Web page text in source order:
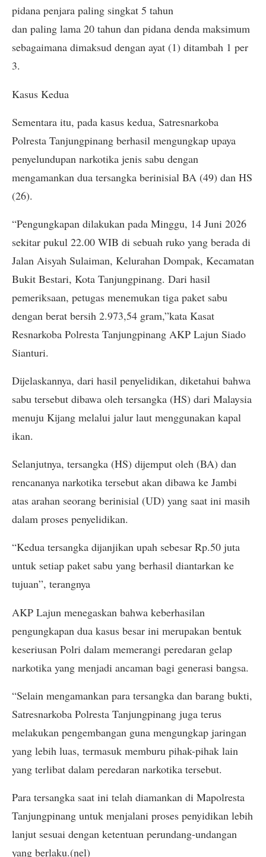
pidana penjara paling singkat 5 tahun
dan paling lama 20 tahun dan pidana denda maksimum
sebagaimana dimaksud dengan ayat (1) ditambah 1 per
3.
Kasus Kedua
Sementara itu, pada kasus kedua, Satresnarkoba
Polresta Tanjungpinang berhasil mengungkap upaya
penyelundupan narkotika jenis sabu dengan
mengamankan dua tersangka berinisial BA (49) dan HS
(26).
“Pengungkapan dilakukan pada Minggu, 14 Juni 2026
sekitar pukul 22.00 WIB di sebuah ruko yang berada di
Jalan Aisyah Sulaiman, Kelurahan Dompak, Kecamatan
Bukit Bestari, Kota Tanjungpinang. Dari hasil
pemeriksaan, petugas menemukan tiga paket sabu
dengan berat bersih 2.973,54 gram,”kata Kasat
Resnarkoba Polresta Tanjungpinang AKP Lajun Siado
Sianturi.
Dijelaskannya, dari hasil penyelidikan, diketahui bahwa
sabu tersebut dibawa oleh tersangka (HS) dari Malaysia
menuju Kijang melalui jalur laut menggunakan kapal
ikan.
Selanjutnya, tersangka (HS) dijemput oleh (BA) dan
rencananya narkotika tersebut akan dibawa ke Jambi
atas arahan seorang berinisial (UD) yang saat ini masih
dalam proses penyelidikan.
“Kedua tersangka dijanjikan upah sebesar Rp.50 juta
untuk setiap paket sabu yang berhasil diantarkan ke
tujuan”, terangnya
AKP Lajun menegaskan bahwa keberhasilan
pengungkapan dua kasus besar ini merupakan bentuk
keseriusan Polri dalam memerangi peredaran gelap
narkotika yang menjadi ancaman bagi generasi bangsa.
“Selain mengamankan para tersangka dan barang bukti,
Satresnarkoba Polresta Tanjungpinang juga terus
melakukan pengembangan guna mengungkap jaringan
yang lebih luas, termasuk memburu pihak-pihak lain
yang terlibat dalam peredaran narkotika tersebut.
Para tersangka saat ini telah diamankan di Mapolresta
Tanjungpinang untuk menjalani proses penyidikan lebih
lanjut sesuai dengan ketentuan perundang-undangan
yang berlaku.(nel)